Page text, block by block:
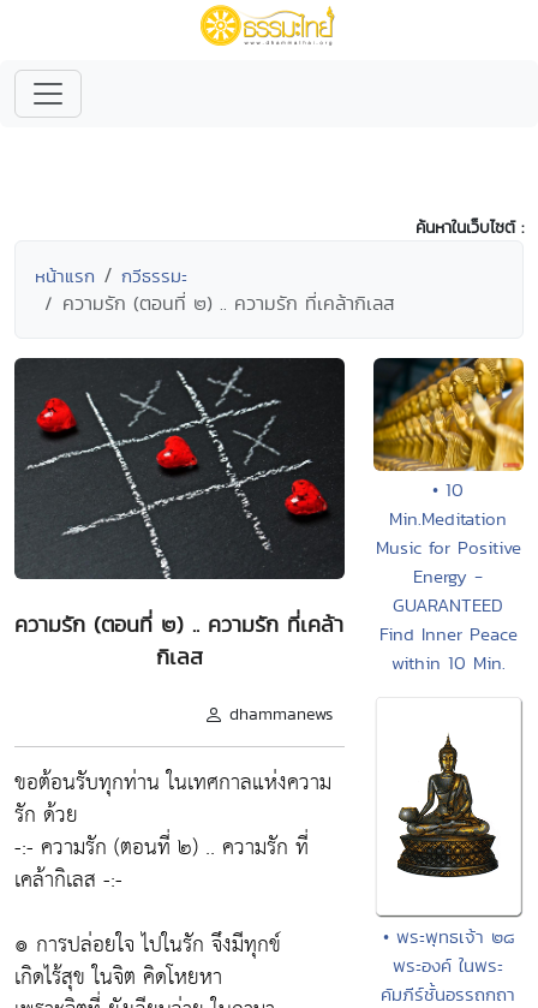
ค้นหาในเว็บไซต์ :
หน้าแรก กวีธรรมะ
ความรัก (ตอนที่ ๒) .. ความรัก ที่เคล้ากิเลส
ความรัก (ตอนที่ ๒) .. ความรัก ที่เคล้า
กิเลส
dhammanews
ขอต้อนรับทุกท่าน ในเทศกาลแห่งความ
รัก ด้วย
-:- ความรัก (ตอนที่ ๒) .. ความรัก ที่
เคล้ากิเลส -:-
๏ การปล่อยใจ ไปในรัก จึงมีทุกข์
เกิดไร้สุข ในจิต คิดโหยหา
• 10
Min.Meditation
Music for Positive
Energy -
GUARANTEED
Find Inner Peace
within 10 Min.
• พระพุทธเจ้า ๒๘
พระองค์ ในพระ
คัมภีร์ชั้นอรรถกถา